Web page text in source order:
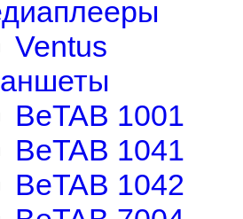
Ventus
BeTAB 1001
BeTAB 1041
BeTAB 1042